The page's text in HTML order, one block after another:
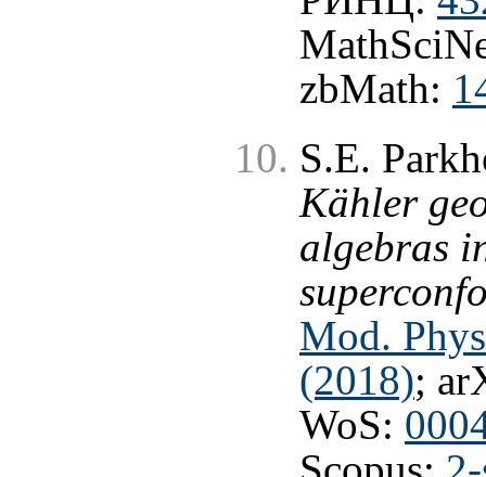
zbMath:
S.E.
Kähler
algebras
Mod.
(2018);
WoS: